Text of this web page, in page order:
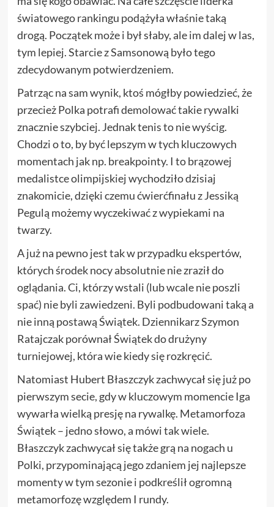
światowego rankingu podążyła właśnie taką
drogą. Początek może i był słaby, ale im dalej w las,
tym lepiej. Starcie z Samsonową było tego
zdecydowanym potwierdzeniem.
Patrząc na sam wynik, ktoś mógłby powiedzieć, że
przecież Polka potrafi demolować takie rywalki
znacznie szybciej. Jednak tenis to nie wyścig.
Chodzi o to, by być lepszym w tych kluczowych
momentach jak np. breakpointy. I to brązowej
medalistce olimpijskiej wychodziło dzisiaj
znakomicie, dzięki czemu ćwierćfinału z Jessiką
Pegulą możemy wyczekiwać z wypiekami na
twarzy.
A już na pewno jest tak w przypadku ekspertów,
których środek nocy absolutnie nie zraził do
oglądania. Ci, którzy wstali (lub wcale nie poszli
spać) nie byli zawiedzeni. Byli podbudowani taką a
nie inną postawą Świątek. Dziennikarz Szymon
Ratajczak porównał Świątek do drużyny
turniejowej, która wie kiedy się rozkręcić.
Natomiast Hubert Błaszczyk zachwycał się już po
pierwszym secie, gdy w kluczowym momencie Iga
wywarła wielką presję na rywalkę. Metamorfoza
Świątek – jedno słowo, a mówi tak wiele.
Błaszczyk zachwycał się także grą na nogach u
Polki, przypominającą jego zdaniem jej najlepsze
momenty w tym sezonie i podkreślił ogromną
metamorfozę względem I rundy.